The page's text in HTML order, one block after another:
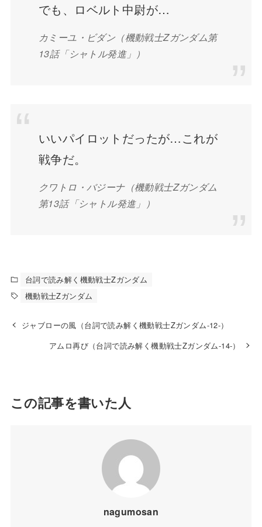
でも、ロベルト中尉が…
カミーユ・ビダン （機動戦士Zガンダム第
13話「シャトル発進」）
いいパイロットだったが…これが
戦争だ。
クワトロ・バジーナ（機動戦士Zガンダム
第13話「シャトル発進」）
台詞で読み解く機動戦士Zガンダム
機動戦士Zガンダム
ジャブローの風（台詞で読み解く機動戦士Zガンダム-12-）
アムロ再び（台詞で読み解く機動戦士Zガンダム-14-）
この記事を書いた人
nagumosan